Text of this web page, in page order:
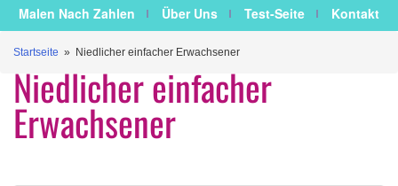
Malen Nach Zahlen
Über Uns Test-Seite Kontakt
Startseite » Niedlicher einfacher Erwachsener
Niedlicher einfacher
Erwachsener